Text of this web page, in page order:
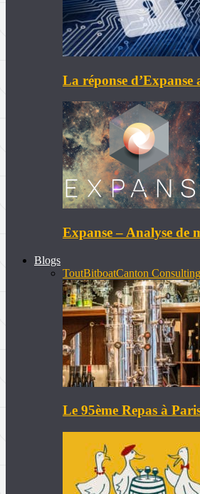
La réponse
Expanse – Analyse de
Blogs
ToutBitboatCanton Consulting
Le 95ème Repas à